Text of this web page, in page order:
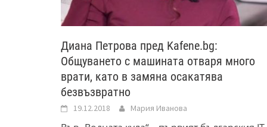
Диана Петрова пред Kafene.bg:
Общуването с машината отваря много
врати, като в замяна осакатява
безвъзвратно
19.12.2018 Мария Иванова